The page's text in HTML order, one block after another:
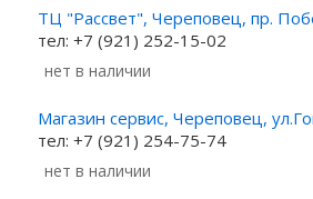
ТЦ "Рассвет", Череповец, пр.
тел: +7 (921) 252-15-02
Нет в наличии
Магазин сервис, Череповец,
тел: +7 (921) 254-75-74
Нет в наличии